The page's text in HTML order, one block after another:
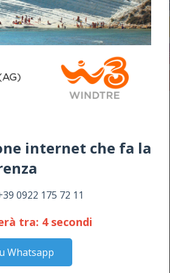
internet che fa la
0922 175 72 11
tra: 3secondi
Whatsapp